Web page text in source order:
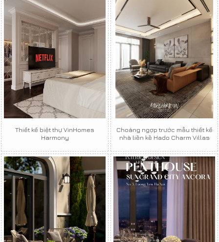
Thiết kế biệt thự VinHomes
Harmony
Choáng ngợp trước mẫu thiết kế
nhà liền kề Hado Charm Villas